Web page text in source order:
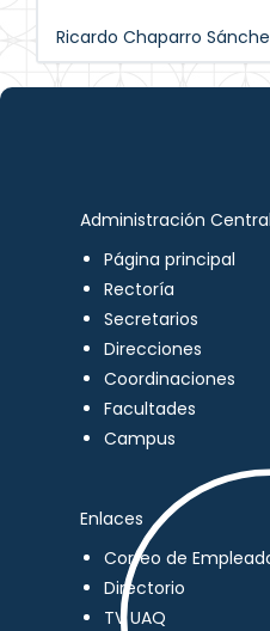
Ricardo Chaparro
Administración Central
Página principal
Rectoría
Secretarios
Direcciones
Coordinaciones
Facultades
Campus
Enlaces
Correo de
Directorio
TV UAQ